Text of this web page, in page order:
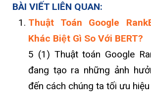
BÀI VIẾT LIÊN QUAN:
Thuật Toán Google
Khác Biệt Gì So Với BERT?
5 (1) Thuật toán Google
đang tạo ra những ảnh
đến cách chúng ta tối ưu hiệu